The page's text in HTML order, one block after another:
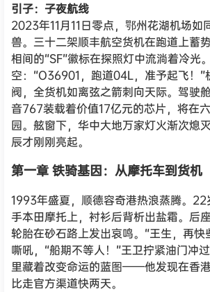
引子：子夜航线
2023年11月11日零点，鄂州花湖机场如
兽。三十二架顺丰航空货机在跑道上蓄
相间的“SF”徽标在探照灯中流淌着冷光
空：“O36901，跑道04L，准予起飞！”
阀，全货机如离弦之箭刺向天际。驾驶
音767装载着价值17亿元的芯片，将在
园。舷窗下，华中大地万家灯火渐次熄
辰才刚刚亮起。
第一章 铁骑基因：从摩托车到货机
1993年盛夏，顺德容奇港热浪蒸腾。
手本田摩托上，衬衫后背析出盐霜。后
轮胎在砂石路上发出哀鸣。“王生，再快
嘶吼，“船期不等人！”王卫拧紧油门冲
里藏着改变命运的蓝图——他发现在香港
比走官方渠道快两天。